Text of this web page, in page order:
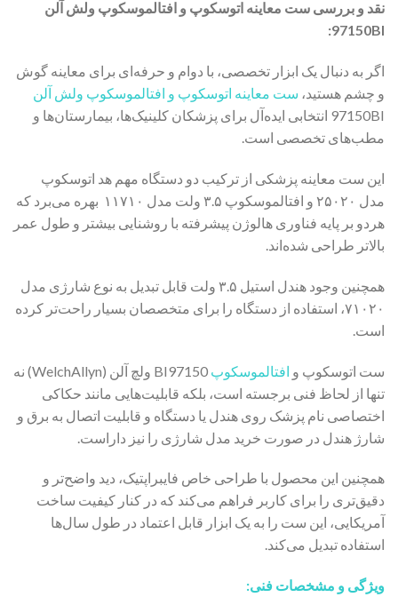
نقد و بررسی ست معاینه اتوسکوپ و افتالموسکوپ ولش آلن
97150BI:
اگر به دنبال یک ابزار تخصصی، با دوام و حرفه‌ای برای معاینه گوش
و چشم هستید، ست معاینه اتوسکوپ و افتالموسکوپ ولش آلن
97150BI انتخابی ایده‌آل برای پزشکان کلینیک‌ها، بیمارستان‌ها و
مطب‌های تخصصی است.
این ست معاینه پزشکی از ترکیب دو دستگاه مهم هد اتوسکوپ
مدل ۲۵۰۲۰ و افتالموسکوپ ۳.۵ ولت مدل ۱۱۷۱۰ بهره می‌برد که
هردو بر پایه فناوری هالوژن پیشرفته با روشنایی بیشتر و طول عمر
بالاتر طراحی شده‌اند.
همچنین وجود هندل استیل ۳.۵ ولت قابل تبدیل به نوع شارژی مدل
۷۱۰۲۰، استفاده از دستگاه را برای متخصصان بسیار راحت‌تر کرده
است.
ست اتوسکوپ و افتالموسکوپ
BI97150 ولچ آلن (WelchAllyn) نه
تنها از لحاظ فنی برجسته است، بلکه قابلیت‌هایی مانند حکاکی
اختصاصی نام پزشک روی هندل یا دستگاه و قابلیت اتصال به برق و
شارژ هندل در صورت خرید مدل شارژی را نیز داراست.
همچنین این محصول با طراحی خاص فایبراپتیک، دید واضح‌تر و
دقیق‌تری را برای کاربر فراهم می‌کند که در کنار کیفیت ساخت
آمریکایی، این ست را به یک ابزار قابل اعتماد در طول سال‌ها
استفاده تبدیل می‌کند.
ویژگی و مشخصات فنی: